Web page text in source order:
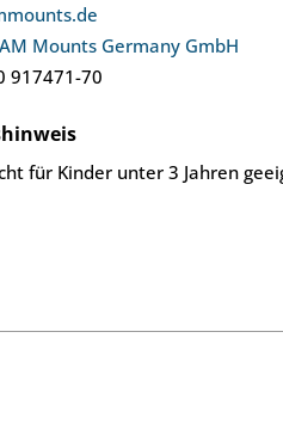
Mounts Germany GmbH
917471-70
für Kinder unter 3 Jahren